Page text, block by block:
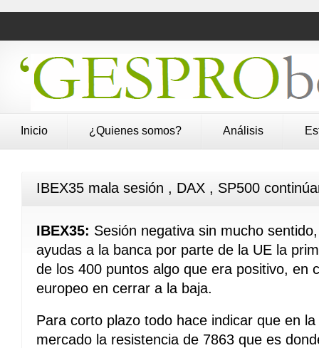
Inicio ¿Quienes somos? Análisis
IBEX35 mala sesión , DAX , SP500
IBEX35: Sesión negativa sin mucho
ayudas a la banca por parte de la UE la
de los 400 puntos algo que era positivo, en
europeo en cerrar a la baja.
Para corto plazo todo hace indicar que en
mercado la resistencia de 7863 que es